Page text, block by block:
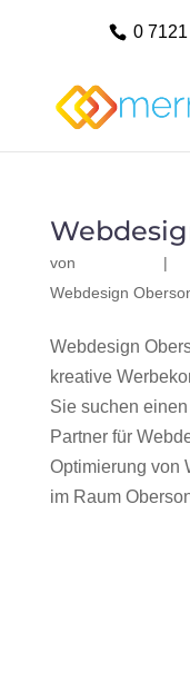
0
von |
Webdesign
Webdesign
kreative
Sie suchen
Partner für
Optimierung von
im Raum